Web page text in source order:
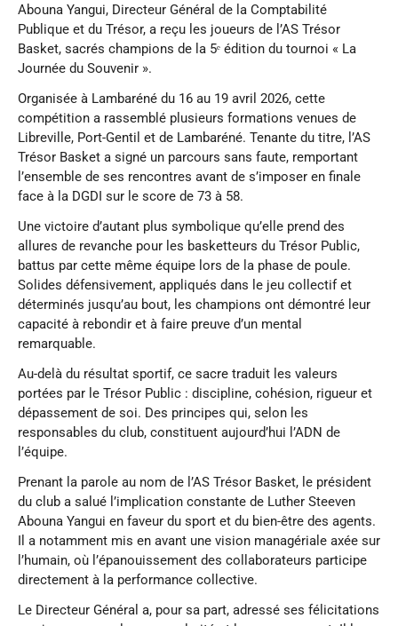
Abouna Yangui, Directeur Général de la Comptabilité
Publique et du Trésor, a reçu les joueurs de l’AS Trésor
Basket, sacrés champions de la 5ᵉ édition du tournoi « La
Journée du Souvenir ».
Organisée à Lambaréné du 16 au 19 avril 2026, cette
compétition a rassemblé plusieurs formations venues de
Libreville, Port-Gentil et de Lambaréné. Tenante du titre, l’AS
Trésor Basket a signé un parcours sans faute, remportant
l’ensemble de ses rencontres avant de s’imposer en finale
face à la DGDI sur le score de 73 à 58.
Une victoire d’autant plus symbolique qu’elle prend des
allures de revanche pour les basketteurs du Trésor Public,
battus par cette même équipe lors de la phase de poule.
Solides défensivement, appliqués dans le jeu collectif et
déterminés jusqu’au bout, les champions ont démontré leur
capacité à rebondir et à faire preuve d’un mental
remarquable.
Au-delà du résultat sportif, ce sacre traduit les valeurs
portées par le Trésor Public : discipline, cohésion, rigueur et
dépassement de soi. Des principes qui, selon les
responsables du club, constituent aujourd’hui l’ADN de
l’équipe.
Prenant la parole au nom de l’AS Trésor Basket, le président
du club a salué l’implication constante de Luther Steeven
Abouna Yangui en faveur du sport et du bien-être des agents.
Il a notamment mis en avant une vision managériale axée sur
l’humain, où l’épanouissement des collaborateurs participe
directement à la performance collective.
Le Directeur Général a, pour sa part, adressé ses félicitations